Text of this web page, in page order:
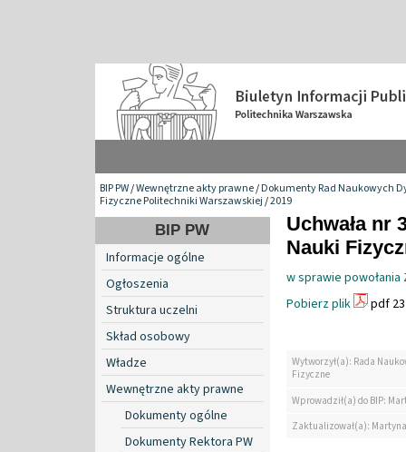
BIP PW/Wewnętrzne akty prawne/Dokumenty Rad Naukowych
Fizyczne Politechniki Warszawskiej/2019
BIP PW
Informacje ogólne
Ogłoszenia
Struktura uczelni
Skład osobowy
Władze
Wewnętrzne akty prawne
Dokumenty ogólne
Dokumenty Rektora PW
Uchwała nr
Nauki
w sprawie
Pobierz plik
pdf
Wytworzył(a): Rada
Fizyczne
Wprowadził(a) do BIP:
Zaktualizował(a):